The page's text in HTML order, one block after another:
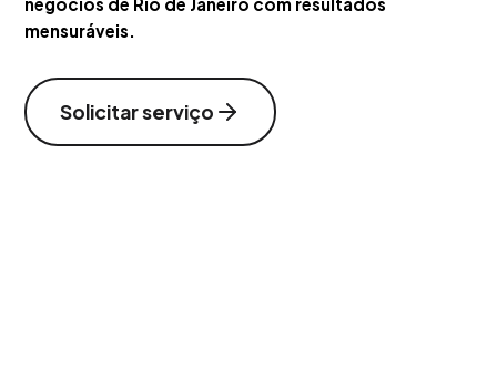
mensuráveis.
Solicitar serviço